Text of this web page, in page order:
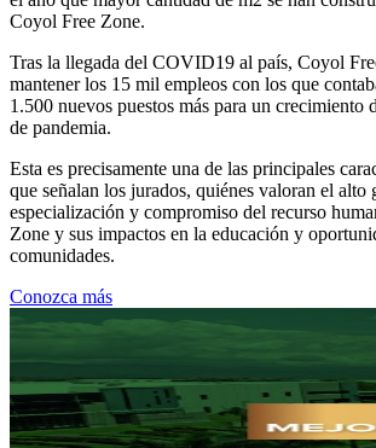
Coyol Free Zone.
Tras la llegada del COVID19 al país, Coyol
mantener los 15 mil empleos con los que
1.500 nuevos puestos más para un crecimiento
de pandemia.
Esta es precisamente una de las principales
que señalan los jurados, quiénes valoran el alto
especialización y compromiso del recurso
Zone y sus impactos en la educación y
comunidades.
Conozca más